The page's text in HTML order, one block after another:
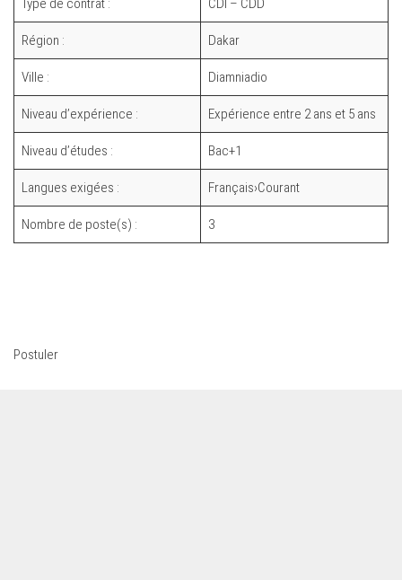
Type de contrat : CDI – CDD
Région : Dakar
Ville : Diamniadio
Niveau d’expérience : Expérience entre 2 ans et 5 ans
Niveau d’études : Bac+1
Langues exigées : Français›Courant
Nombre de poste(s) : 3
Postuler